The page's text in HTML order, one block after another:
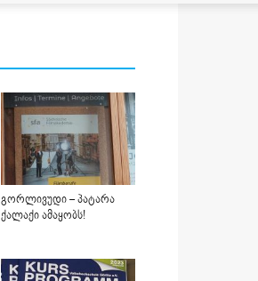
გორლივუდი – პატარა
ქალაქი ამაყობს!